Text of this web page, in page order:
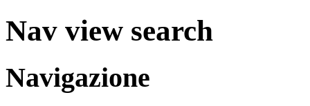
Nav view search
Navigazione